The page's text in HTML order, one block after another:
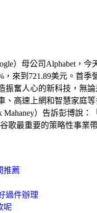
）母公司Alphabet，
來到721.89美元。首
奮人心的新科技，無
高速上網和智慧家庭
）告訴彭博說
歌最重要的策略性事業
推薦
過件辦理
呢